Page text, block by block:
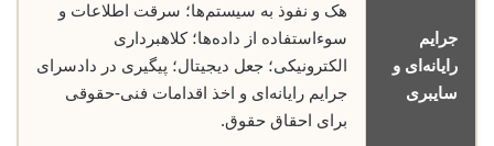
جرایم
رایانه‌ای و
سایبری
هک و نفوذ به سیستم‌ها؛ سرقت اطلاعات و
سوء‌استفاده از داده‌ها؛ کلاهبرداری
الکترونیکی؛ جعل دیجیتال؛ پیگیری در دادسرای
جرایم رایانه‌ای و اخذ اقدامات فنی-حقوقی
برای احقاق حقوق.